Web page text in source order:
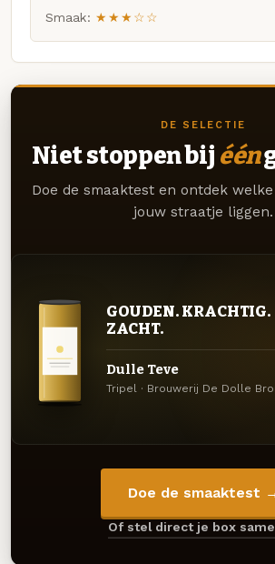
Smaak: ★★★☆☆
DE SELECTIE
Niet stoppen bij één
Doe de smaaktest en ontdek
jouw straatje liggen.
GOUDEN. KRACHTIG.
ZACHT.
Dulle Teve
Tripel · Brouwerij De Dolle
Doe de smaaktest
Of stel direct je box